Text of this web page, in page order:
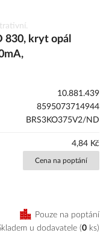
830, kryt opál
10.881.439
8595073714944
BRS3KO375V2/ND
4,84 Kč
Cena na poptání
Pouze na poptání
u dodavatele (0 ks)